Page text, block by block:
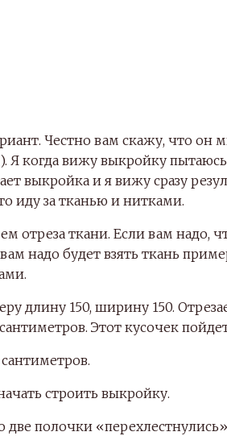
Честно вам скажу, что он
Я когда вижу выкройку
выкройка и я вижу сразу
иду за тканью и нитками.
отреза ткани. Если вам надо,
надо будет взять ткань
длину 150, ширину 150.
Этот кусочек
сантиметров.
строить выкройку.
две полочки